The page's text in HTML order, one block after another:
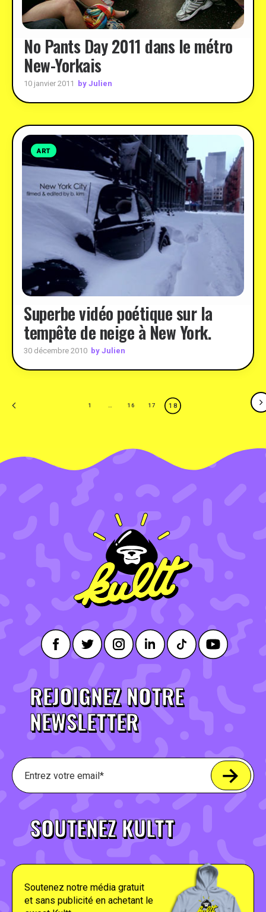
No Pants Day 2011 dans le métro
New-Yorkais
10 janvier 2011 by Julien
ART
Superbe vidéo poétique sur la
tempête de neige à New York.
30 décembre 2010 by Julien
1 16 17 18
REJOIGNEZ NOTRE
NEWSLETTER
SOUTENEZ KULTT
Soutenez notre média gratuit
et sans publicité en achetant le